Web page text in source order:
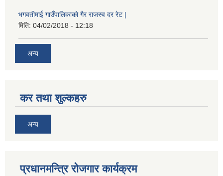
भगवतीमाई गाउँपालिकाको गैर राजस्व दर रेट |
मिति: 04/02/2018 - 12:18
अन्य
कर तथा शुल्कहरु
अन्य
प्रधानमन्त्रि रोजगार कार्यक्रम